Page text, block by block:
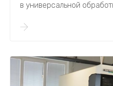
в универсальной